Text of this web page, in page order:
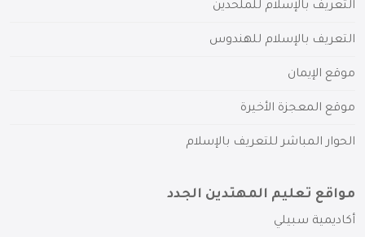
التعريف بالإسلام للملحدين
التعريف بالإسلام للهندوس
موقع الإيمان
موقع المعجزة الأخيرة
الحوار المباشر للتعريف بالإسلام
مواقع تعليم المهتدين الجدد
أكاديمية سبيلي